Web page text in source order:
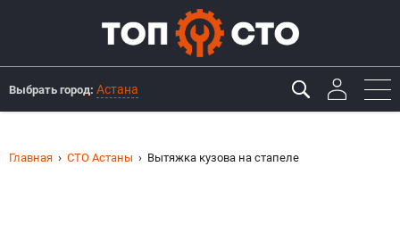
Выбрать город: Астана
Главная СТО Астаны Вытяжка кузова на стапеле